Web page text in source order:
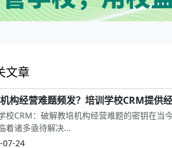
文章
构经营难题频发？培训学校CRM提供
校CRM：破解教培机构经营难题的密钥在当
着诸多亟待解决...
07-24